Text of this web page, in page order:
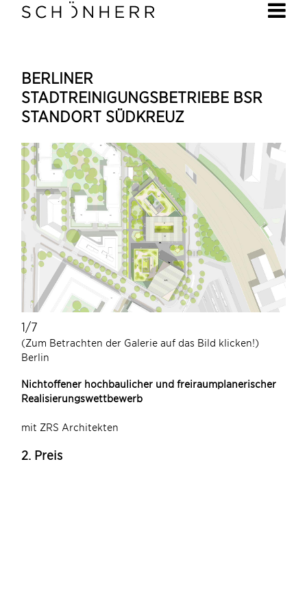
BERLINER
STADTREINIGUNGSBETRIEBE BSR
STANDORT SÜDKREUZ
1/7
(Zum Betrachten der Galerie auf das Bild klicken!)
Berlin
Nichtoffener hochbaulicher und freiraumplanerischer
Realisierungswettbewerb
mit ZRS Architekten
2. Preis